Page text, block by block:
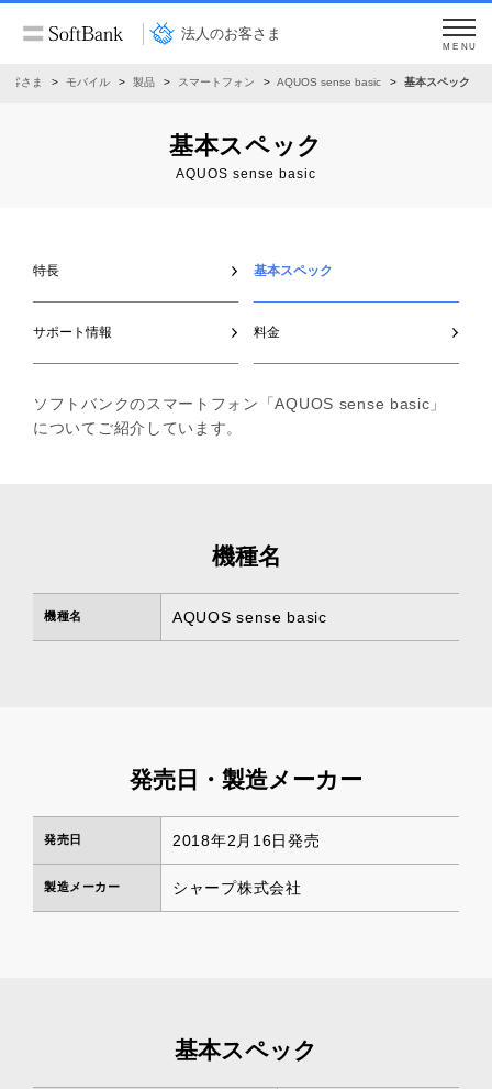
法人のお客さま
MENU
客さま モバイル 製品 スマートフォン AQUOS sense basic 基本スペック
基本スペック
AQUOS sense basic
特長 基本スペック
サポート情報 料金
ソフトバンクのスマートフォン「AQUOS sense basic」
についてご紹介しています。
機種名
機種名 AQUOS sense basic
発売日・製造メーカー
発売日 2018年2月16日発売
製造メーカー シャープ株式会社
基本スペック